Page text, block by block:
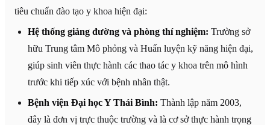
tiêu chuẩn đào tạo y khoa hiện đại:
Hệ thống giảng đường và phòng thí nghiệm: Trường sở
hữu Trung tâm Mô phỏng và Huấn luyện kỹ năng hiện đại,
giúp sinh viên thực hành các thao tác y khoa trên mô hình
trước khi tiếp xúc với bệnh nhân thật.
Bệnh viện Đại học Y Thái Bình: Thành lập năm 2003,
đây là đơn vị trực thuộc trường và là cơ sở thực hành trọng